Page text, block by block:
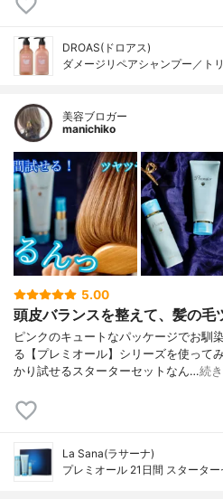
DROAS(ドロアス)
ダメージリペアシャンプー／ト
美容ブロガー
manichiko
5.00
頭皮バランスを整えて、髪の毛
ピンクのキュートなパッケージでお馴
る【プレミオール】シリーズを使って
かり試せるスターターセットなん…続
La Sana(ラサーナ)
プレミオール 21日間 スターター